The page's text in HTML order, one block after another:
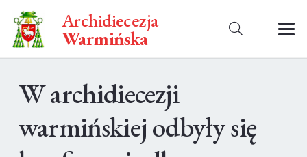
Archidiecezja
Warmińska
W archidiecezji
warmińskiej odbyły się